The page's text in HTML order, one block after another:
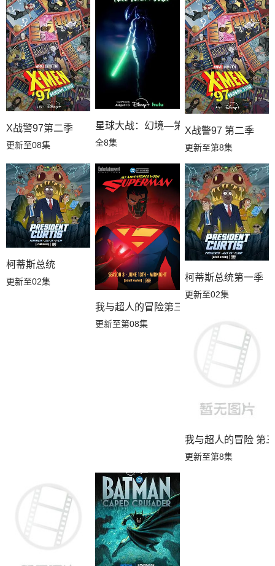
第02集 第01集
X战警97第二季
更新至08集
星球大战：幻境—第九个绝地武士
全8集
X战警97 第二季
更新至第8集
柯蒂斯总统
更新至02集
我与超人的冒险第三季
更新至第08集
柯蒂斯总统第一季
更新至02集
我与超人的冒险 第
更新至第8集